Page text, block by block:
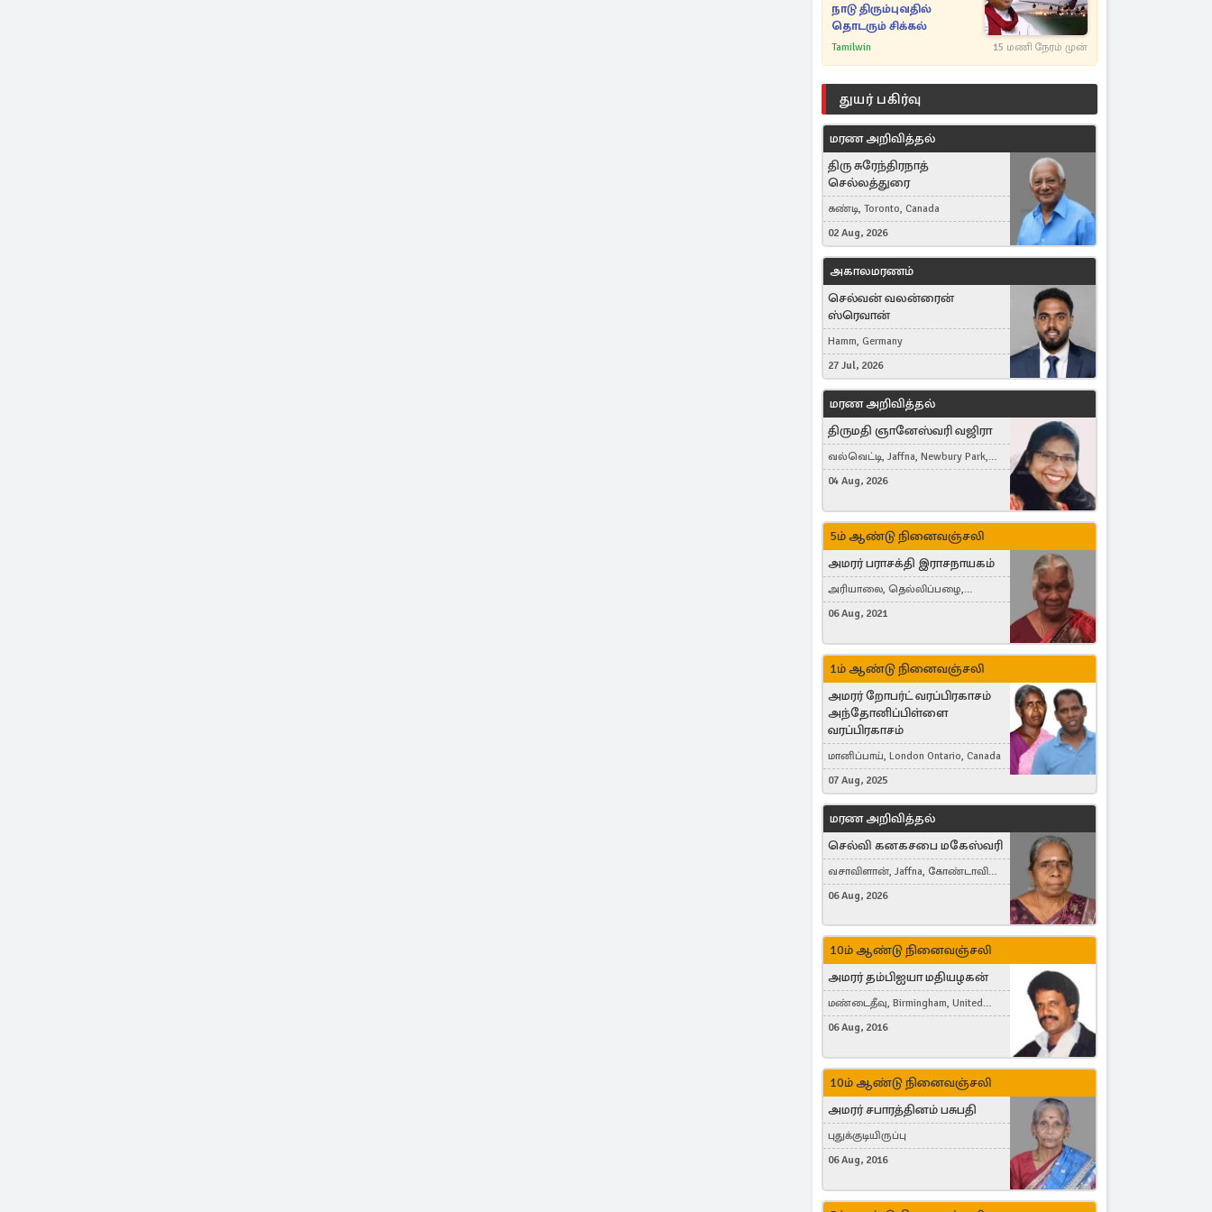
நாடு திரும்புவதில்
தொடரும் சிக்கல்
Tamilwin 15 மணி நேரம் முன்
துயர் பகிர்வு
மரண அறிவித்தல்
திரு சுரேந்திரநாத்
செல்லத்துரை
கண்டி, Toronto, Canada
02 Aug, 2026
அகாலமரணம்
செல்வன் வலன்ரைன்
ஸ்ரெவான்
Hamm, Germany
27 Jul, 2026
மரண அறிவித்தல்
திருமதி ஞானேஸ்வரி வஜிரா
வல்வெட்டி, Jaffna, Newbury Park,
United Kingdom
04 Aug, 2026
5ம் ஆண்டு நினைவஞ்சலி
அமரர் பராசக்தி இராசநாயகம்
அரியாலை, தெல்லிப்பழை,
Montreal, Canada
06 Aug, 2021
1ம் ஆண்டு நினைவஞ்சலி
அமரர் றோபர்ட் வரப்பிரகாசம்
அந்தோனிப்பிள்ளை
வரப்பிரகாசம்
மானிப்பாய், London Ontario, Canada
07 Aug, 2025
மரண அறிவித்தல்
செல்வி கனகசபை மகேஸ்வரி
வசாவிளான், Jaffna, கோண்டாவில்
கிழக்கு
06 Aug, 2026
10ம் ஆண்டு நினைவஞ்சலி
அமரர் தம்பிஐயா மதியழகன்
மண்டைதீவு, Birmingham, United
Kingdom
06 Aug, 2016
10ம் ஆண்டு நினைவஞ்சலி
அமரர் சபாரத்தினம் பசுபதி
புதுக்குடியிருப்பு
06 Aug, 2016